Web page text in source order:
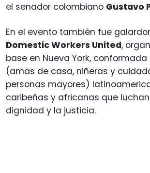
el senador colombiano Gustavo
En el evento también fue
Domestic Workers United,
base en Nueva York,
(amas de casa, niñeras y
personas mayores)
caribeñas y africanas que
dignidad y la justicia.